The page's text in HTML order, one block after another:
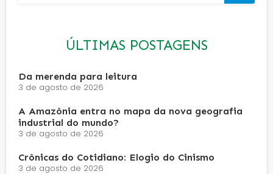
ÚLTIMAS POSTAGENS
Da merenda para leitura
3 de agosto de 2026
A Amazônia entra no mapa da nova geografia
industrial do mundo?
3 de agosto de 2026
Crônicas do Cotidiano: Elogio do Cinismo
3 de agosto de 2026